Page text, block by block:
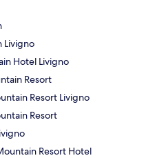
Livigno
Hotel Livigno
Resort
Resort Livigno
Resort
Resort Hotel